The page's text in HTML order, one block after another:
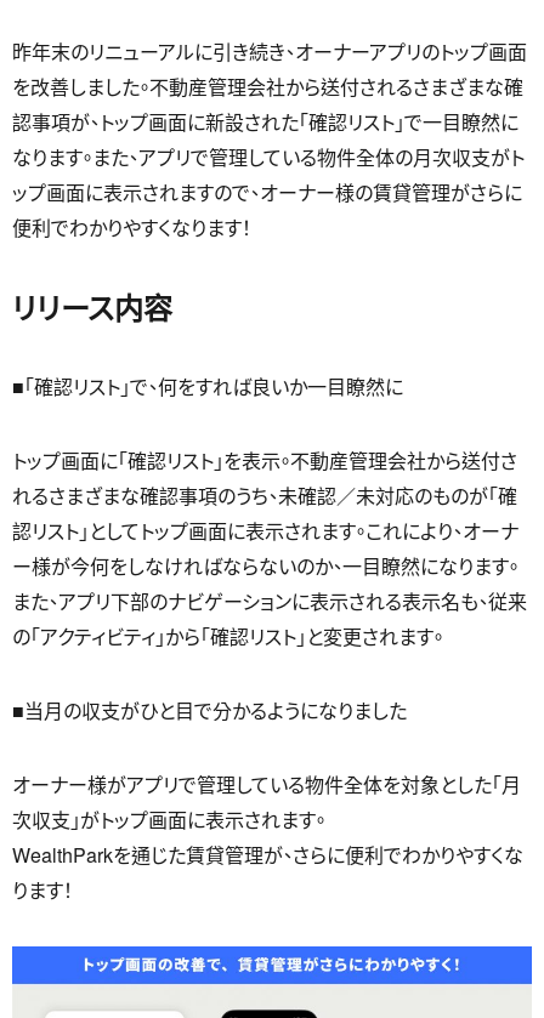
昨年末のリニューアルに引き続き、オーナーアプリのトップ画面
を改善しました。不動産管理会社から送付されるさまざまな確
認事項が、トップ画面に新設された「確認リスト」で一目瞭然に
なります。また、アプリで管理している物件全体の月次収支がト
ップ画面に表示されますので、オーナー様の賃貸管理がさらに
便利でわかりやすくなります！
リリース内容
■「確認リスト」で、何をすれば良いか一目瞭然に
トップ画面に「確認リスト」を表示。不動産管理会社から送付さ
れるさまざまな確認事項のうち、未確認／未対応のものが「確
認リスト」としてトップ画面に表示されます。これにより、オーナ
ー様が今何をしなければならないのか、一目瞭然になります。
また、アプリ下部のナビゲーションに表示される表示名も、従来
の「アクティビティ」から「確認リスト」と変更されます。
■当月の収支がひと目で分かるようになりました
オーナー様がアプリで管理している物件全体を対象とした「月
次収支」がトップ画面に表示されます。
WealthParkを通じた賃貸管理が、さらに便利でわかりやすくな
ります！